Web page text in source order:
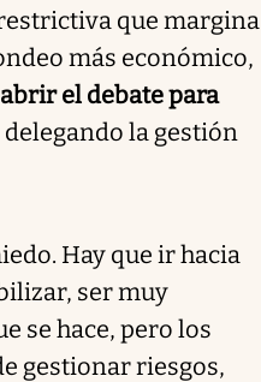
que margina
más económico,
el debate para
delegando la gestión
Hay que ir hacia
ser muy
se hace, pero los
gestionar riesgos,